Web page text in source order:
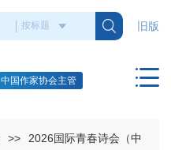
旧版
中国作家协会主管
>>
2026国际青春诗会（中